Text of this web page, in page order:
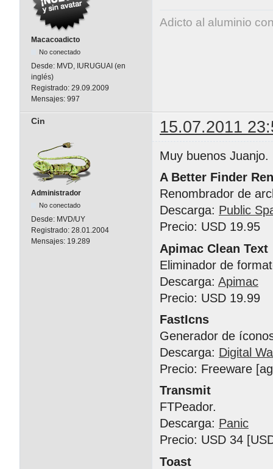
Macacoadicto
No conectado
Desde: MVD, IURUGUAI (en
inglés)
Registrado: 29.09.2009
Mensajes: 997
Adicto al aluminio
Cin 15.07.2011
Administrador
No conectado
Desde: MVD/UY
Registrado: 28.01.2004
Mensajes: 19.289
Muy buenos
A Better Finder
Renombrador de
Descarga: Public
Precio: USD 19.95
Apimac Clean Text
Eliminador de
Descarga: Apimac
Precio: USD 19.99
FastIcns
Generador de
Descarga: Digital
Precio: Freeware
Transmit
FTPeador.
Descarga: Panic
Precio: USD 34
Toast